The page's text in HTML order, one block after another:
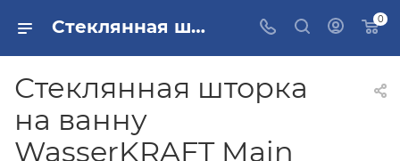
Стеклянная шторка на ванну WasserKRAFT Main 41S02-100 RM купить в Москве 0
Стеклянная шторка
на ванну
WasserKRAFT Main